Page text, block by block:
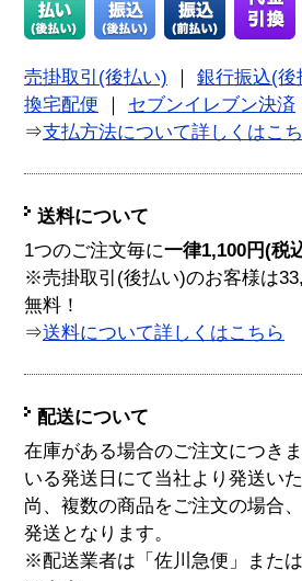
売掛取引(後払い)
銀行振込(後
換宅配便
セブンイレブン決済
⇒支払方法について詳しくはこ
送料について
1つのご注文毎に一律1,100円(税
※売掛取引(後払い)のお客様は
無料！
⇒送料について詳しくはこちら
配送について
在庫がある場合のご注文につき
いる発送日にて当社より発送い
尚、複数の商品をご注文の場合
発送となります。
※配送業者は「佐川急便」また